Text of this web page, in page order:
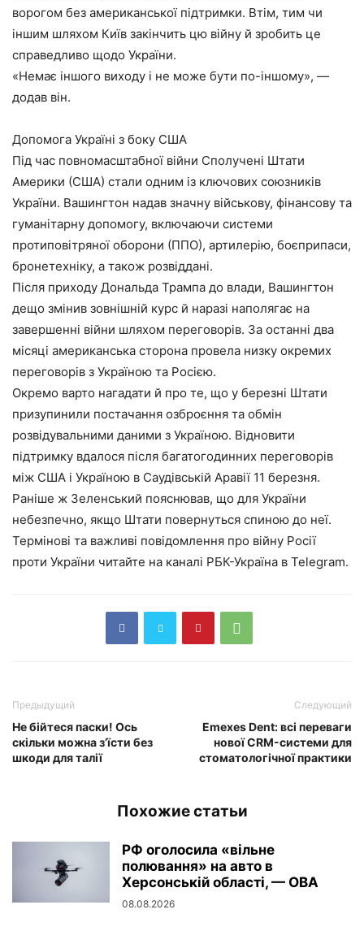
ворогом без американської підтримки. Втім, тим чи
іншим шляхом Київ закінчить цю війну й зробить це
справедливо щодо України.
«Немає іншого виходу і не може бути по-іншому», —
додав він.
Допомога Україні з боку США
Під час повномасштабної війни Сполучені Штати
Америки (США) стали одним із ключових союзників
України. Вашингтон надав значну військову, фінансову та
гуманітарну допомогу, включаючи системи
протиповітряної оборони (ППО), артилерію, боєприпаси,
бронетехніку, а також розвіддані.
Після приходу Дональда Трампа до влади, Вашингтон
дещо змінив зовнішній курс й наразі наполягає на
завершенні війни шляхом переговорів. За останні два
місяці американська сторона провела низку окремих
переговорів з Україною та Росією.
Окремо варто нагадати й про те, що у березні Штати
призупинили постачання озброєння та обмін
розвідувальними даними з Україною. Відновити
підтримку вдалося після багатогодинних переговорів
між США і Україною в Саудівській Аравії 11 березня.
Раніше ж Зеленський пояснював, що для України
небезпечно, якщо Штати повернуться спиною до неї.
Термінові та важливі повідомлення про війну Росії
проти України читайте на каналі РБК-Україна в Telegram.
Предыдущий
Не бійтеся паски! Ось
скільки можна з’їсти без
шкоди для талії
Следующий
Emexes Dent: всі переваги
нової CRM-системи для
стоматологічної практики
Похожие статьи
РФ оголосила «вільне
полювання» на авто в
Херсонській області, — ОВА
08.08.2026